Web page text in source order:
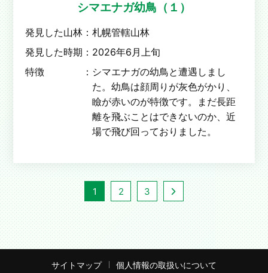
シマエナガ幼鳥（１）
発見した山林：札幌管轄山林
発見した時期： 2026年6月上旬
特徴 ： シマエナガの幼鳥と遭遇しまし
た。幼鳥は顔周りが灰色がかり、
瞼が赤いのが特徴です。まだ長距
離を飛ぶことはできないのか、近
場で飛び回っておりました。
1 2 3
サイトマップ 個人情報の取扱いについて